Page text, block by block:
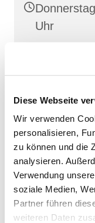
Diese Webseite
Wir verwenden
personalisieren,
zu können und die
analysieren.
Verwendung
soziale Medien,
Partner führen
weiteren Daten
Uhr